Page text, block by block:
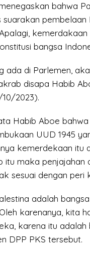
bahwa
suarakan
bangsa
ada di Parlemen,
disapa Habib
10/2023).
Habib Aboe
UUD 1945
kemerdekaan itu
itu maka penjajahan
sesuai dengan peri
adalah
karenanya, kita
karena itu adalah
DPP PKS tersebut.